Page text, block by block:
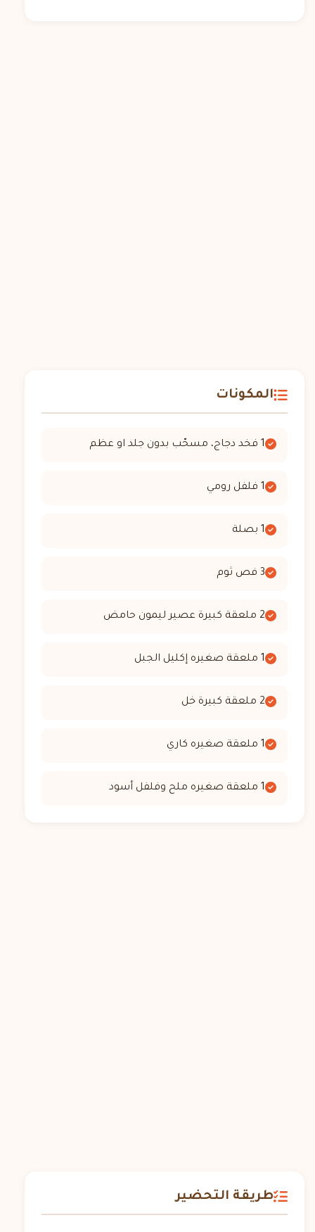
المكونات
1 فخد دجاج، مسحّب بدون جلد او عظم
1 فلفل رومي
1 بصلة
3 فص ثوم
2 ملعقة كبيرة عصير ليمون حامض
1 ملعقة صغيره إكليل الجبل
2 ملعقة كبيرة خل
1 ملعقة صغيره كاري
1 ملعقة صغيره ملح وفلفل أسود
طريقة التحضير